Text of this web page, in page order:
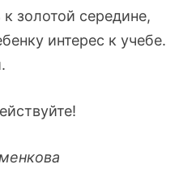
золотой середине,
интерес к учебе.